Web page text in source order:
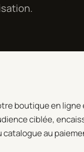
boutique en
ciblée,
catalogue au